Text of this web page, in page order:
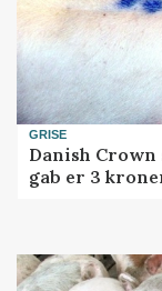
GRISE
Danish
gab er 3